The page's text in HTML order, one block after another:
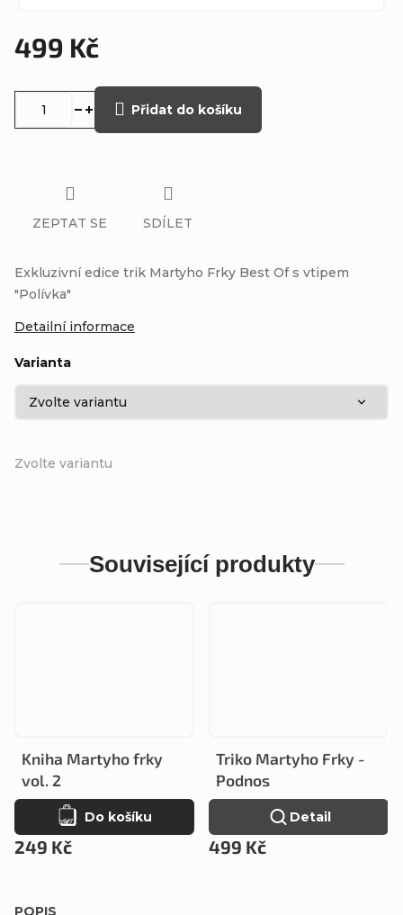
499 Kč
Zvolte variantu
Varianta
Přidat do košíku
Exkluzivní edice trik Martyho Frky Best Of s vtipem
"Polívka"
Detailní informace
ZEPTAT SE SDÍLET
Související produkty
Kniha Martyho frky
vol. 2
249 Kč
Do košíku
Triko Martyho Frky -
Podnos
499 Kč
Detail
POPIS